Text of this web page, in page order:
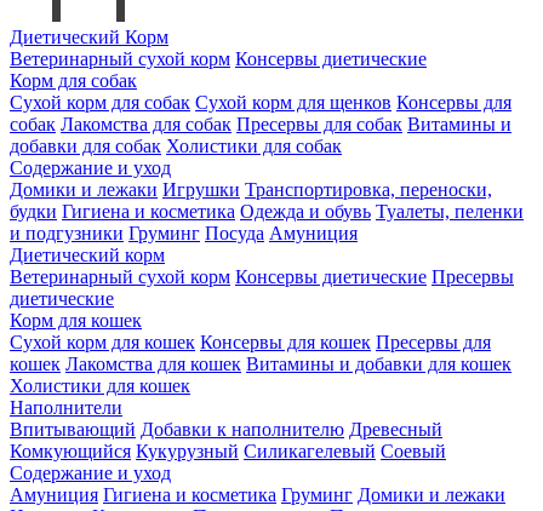
Диетический Корм
Ветеринарный сухой корм Консервы диетические
Корм для собак
Сухой корм для собак Сухой корм для щенков Консервы для
собак Лакомства для собак Пресервы для собак Витамины и
добавки для собак Холистики для собак
Содержание и уход
Домики и лежаки Игрушки Транспортировка, переноски,
будки Гигиена и косметика Одежда и обувь Туалеты, пеленки
и подгузники Груминг Посуда Амуниция
Диетический корм
Ветеринарный сухой корм Консервы диетические Пресервы
диетические
Корм для кошек
Сухой корм для кошек Консервы для кошек Пресервы для
кошек Лакомства для кошек Витамины и добавки для кошек
Холистики для кошек
Наполнители
Впитывающий Добавки к наполнителю Древесный
Комкующийся Кукурузный Силикагелевый Соевый
Содержание и уход
Амуниция Гигиена и косметика Груминг Домики и лежаки